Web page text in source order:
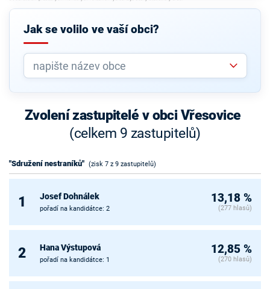
Jak se volilo ve vaší obci?
Zvolení zastupitelé v obci Vřesovice
(celkem 9 zastupitelů)
"Sdružení nestraníků" (zisk 7 z 9 zastupitelů)
1 Josef Dohnálek
pořadí na kandidátce: 2
13,18 %
(277 hlasů)
2 Hana Výstupová
pořadí na kandidátce: 1
12,85 %
(270 hlasů)